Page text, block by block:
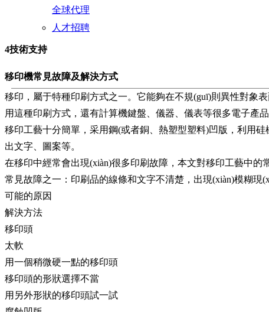
全球代理
人才招聘
4技術支持
移印機常見故障及解決方式
移印，屬于特種印刷方式之一。它能夠在不規(guī)則異性對象表
用這種印刷方式，還有計算機鍵盤、儀器、儀表等很多電子產品的
移印工藝十分簡單，采用鋼(或者銅、熱塑型塑料)凹版，利
出文字、圖案等。
在移印中經常會出現(xiàn)很多印刷故障，本文對移印工藝中的常
常見故障之一：印刷品的線條和文字不清楚，出現(xiàn)模糊現
可能的原因
解決方法
移印頭
太軟
用一個稍微硬一點的移印頭
移印頭的形狀選擇不當
用另外形狀的移印頭試一試